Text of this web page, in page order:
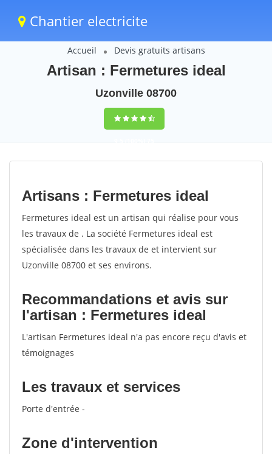
Chantier electricite
Accueil Devis gratuits artisans
Artisan : Fermetures ideal
Uzonville 08700
9,5(100%)75
votes
Artisans : Fermetures ideal
Fermetures ideal est un artisan qui réalise pour vous
les travaux de . La société Fermetures ideal est
spécialisée dans les travaux de et intervient sur
Uzonville 08700 et ses environs.
Recommandations et avis sur
l'artisan : Fermetures ideal
L'artisan Fermetures ideal n'a pas encore reçu d'avis et
témoignages
Les travaux et services
Porte d'entrée -
Zone d'intervention